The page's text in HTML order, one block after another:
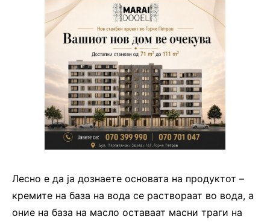
Лесно е да ја дознаете основата на продуктот –
кремите на база на вода се раствораат во вода, а
оние на база на масло оставаат масни траги на